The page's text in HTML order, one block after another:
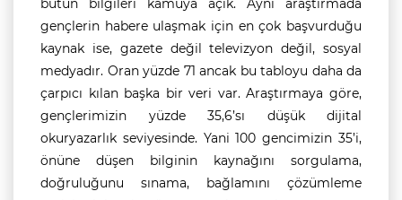
bütün bilgileri kamuya açık. Aynı araştırmada
gençlerin habere ulaşmak için en çok başvurduğu
kaynak ise, gazete değil televizyon değil, sosyal
medyadır. Oran yüzde 71 ancak bu tabloyu daha da
çarpıcı kılan başka bir veri var. Araştırmaya göre,
gençlerimizin yüzde 35,6’sı düşük dijital
okuryazarlık seviyesinde. Yani 100 gencimizin 35’i,
önüne düşen bilginin kaynağını sorgulama,
doğruluğunu sınama, bağlamını çözümleme